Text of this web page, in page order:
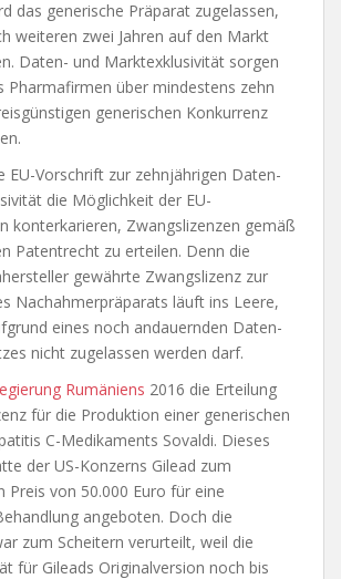
das generische Präparat zugelassen,
weiteren zwei Jahren auf den Markt
Daten- und Marktexklusivität sorgen
Pharmafirmen über mindestens zehn
generischen Konkurrenz
EU-Vorschrift zur zehnjährigen Daten-
die Möglichkeit der EU-
konterkarieren, Zwangslizenzen gemäß
Patentrecht zu erteilen. Denn die
gewährte Zwangslizenz zur
Nachahmerpräparats läuft ins Leere,
eines noch andauernden Daten-
nicht zugelassen werden darf.
Rumäniens 2016 die Erteilung
für die Produktion einer generischen
C-Medikaments Sovaldi. Dieses
der US-Konzerns Gilead zum
Preis von 50.000 Euro für eine
angeboten. Doch die
zum Scheitern verurteilt, weil die
für Gileads Originalversion noch bis